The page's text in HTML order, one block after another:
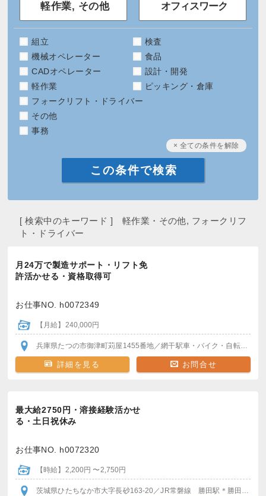
軽作業, その他 オフィスワーク
組立
検査
機械オペレーター
食品
CADオペレーター
設計・開発
軽作業
ピッキング・倉庫
フォークリフト・ドライバー
その他
事務
× 全ての条件を解除
[ 検索中のキーワード ] 軽作業・その他, フォークリフ
ト・ドライバー
月24万で製造サポート・リフト免
許活かせる・資格取得可
お仕事NO. h0072349
【月給】240,000円
兵庫県たつの市御津町苅屋1455番地／網干駅車・バイク・自転車通勤OK！
詳細を見る お問合せ
最大給2750円・溶接経験活かせ
る・土日祝休み
お仕事NO. h0072320
【時給】2,200円 〜2,750円
茨城県ひたちなか市大字長砂163-20／JR常磐線 勝田駅 ＊勝田駅から送迎バスで30分